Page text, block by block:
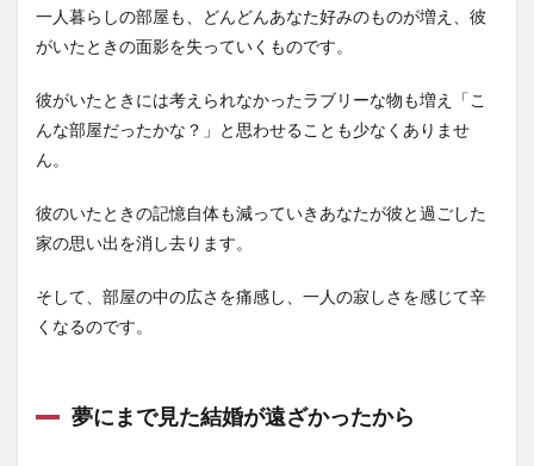
一人暮らしの部屋も、どんどんあなた好みのものが増え、彼
がいたときの面影を失っていくものです。
彼がいたときには考えられなかったラブリーな物も増え「こ
んな部屋だったかな？」と思わせることも少なくありませ
ん。
彼のいたときの記憶自体も減っていきあなたが彼と過ごした
家の思い出を消し去ります。
そして、部屋の中の広さを痛感し、一人の寂しさを感じて辛
くなるのです。
夢にまで見た結婚が遠ざかったから